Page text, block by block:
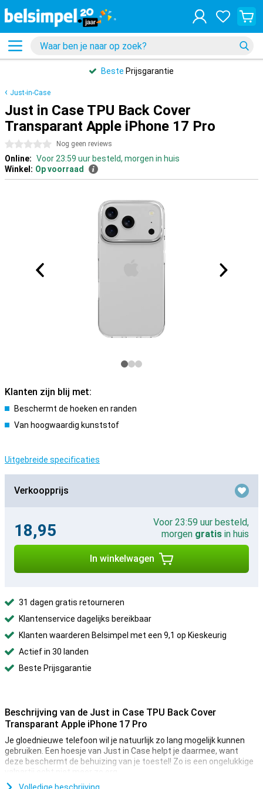
Beste Prijsgarantie
Just-in-Case
Just in Case TPU Back Cover
Transparant Apple iPhone 17 Pro
0 sterren Nog geen reviews
Online: Voor 23:59 uur besteld, morgen in huis
Winkel: Op voorraad
Klanten zijn blij met:
Beschermt de hoeken en randen
Van hoogwaardig kunststof
Uitgebreide specificaties
Verkoopprijs
18,95
Voor 23:59 uur besteld,
morgen gratis in huis
In winkelwagen
31 dagen gratis retourneren
Klantenservice dagelijks bereikbaar
Klanten waarderen Belsimpel met een 9,1 op Kieskeurig
Actief in 30 landen
Beste Prijsgarantie
Beschrijving van de Just in Case TPU Back Cover
Transparant Apple iPhone 17 Pro
Je gloednieuwe telefoon wil je natuurlijk zo lang mogelijk kunnen
gebruiken. Een hoesje van Just in Case helpt je daarmee, want
deze beschermt de behuizing van je toestel! Zo is een ongelukkige
valpartij echt niet meer zo erg.